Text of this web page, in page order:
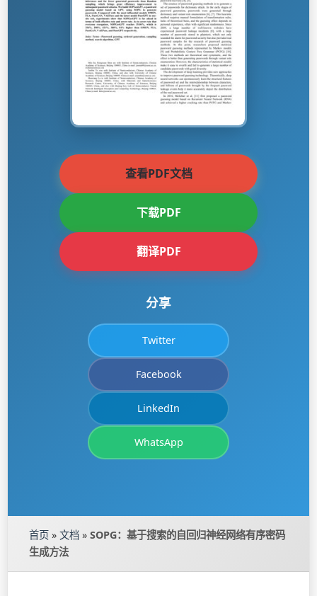
查看PDF文档
下载PDF
翻译PDF
分享
Twitter
Facebook
LinkedIn
WhatsApp
首页 » 文档 » SOPG：基于搜索的自回归神经网络有序密码
生成方法